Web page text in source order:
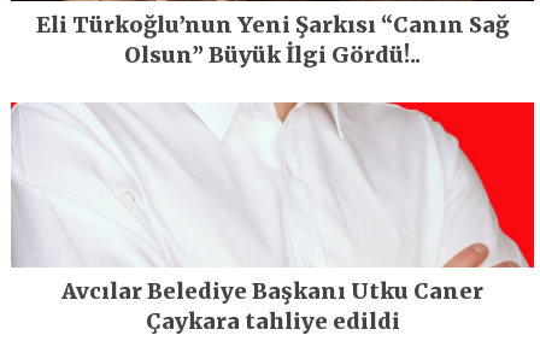
Eli Türkoğlu’nun Yeni Şarkısı “Canın Sağ
Olsun” Büyük İlgi Gördü!..
Avcılar Belediye Başkanı Utku Caner
Çaykara tahliye edildi